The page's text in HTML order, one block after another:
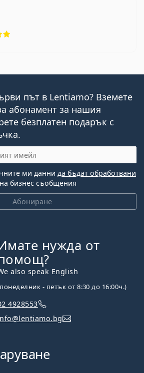
път в Lentiamo? Вземете
абонамент за нашия
безплатен подарък с
Абониране
ми данни да бъдат обработвани
бизнес съобщения
нужда от
also speak English
- петък от 8:30 до 16:00ч.)
4928553